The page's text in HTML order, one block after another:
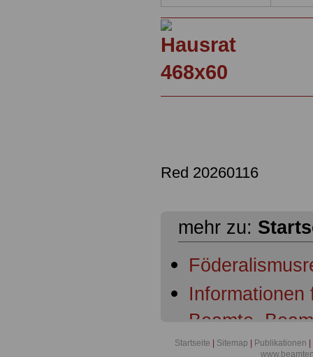
Red 20260116
mehr zu:
Informationen
Beamte,
Startseite Sitemap Publikationen